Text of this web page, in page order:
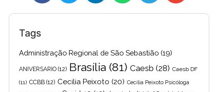
Tags
Administração Regional de São Sebastião (19)
ANIVERSARIO (12) Brasília (81) Caesb (28) Caesb DF
(11) CCBB (12) Cecilia Peixoto (20) Cecília Peixoto Psicóloga